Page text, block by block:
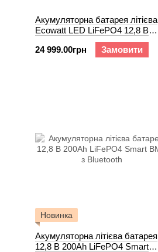
Акумуляторна батарея літієва
Ecowatt LED LiFePO4 12,8 В
24 999.00грн
Замовити
Новинка
Акумуляторна літієва батарея
12,8 В 200Ah LiFePO4 Smart